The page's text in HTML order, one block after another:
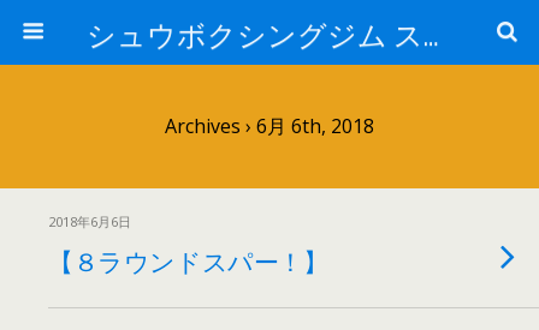
シュウボクシングジム スタッフブログ
Archives › 6月 6th, 2018
2018年6月6日
【８ラウンドスパー！】